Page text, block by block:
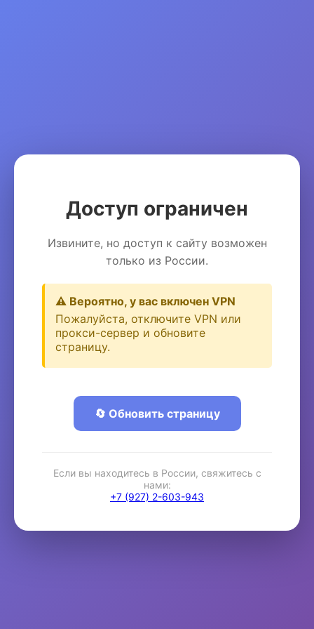
Доступ ограничен
Извините, но доступ к сайту возможен
только из России.
⚠️ Вероятно, у вас включен VPN
Пожалуйста, отключите VPN или
прокси-сервер и обновите
страницу.
🔄 Обновить страницу
Если вы находитесь в России, свяжитесь с
нами:
+7 (927) 2-603-943